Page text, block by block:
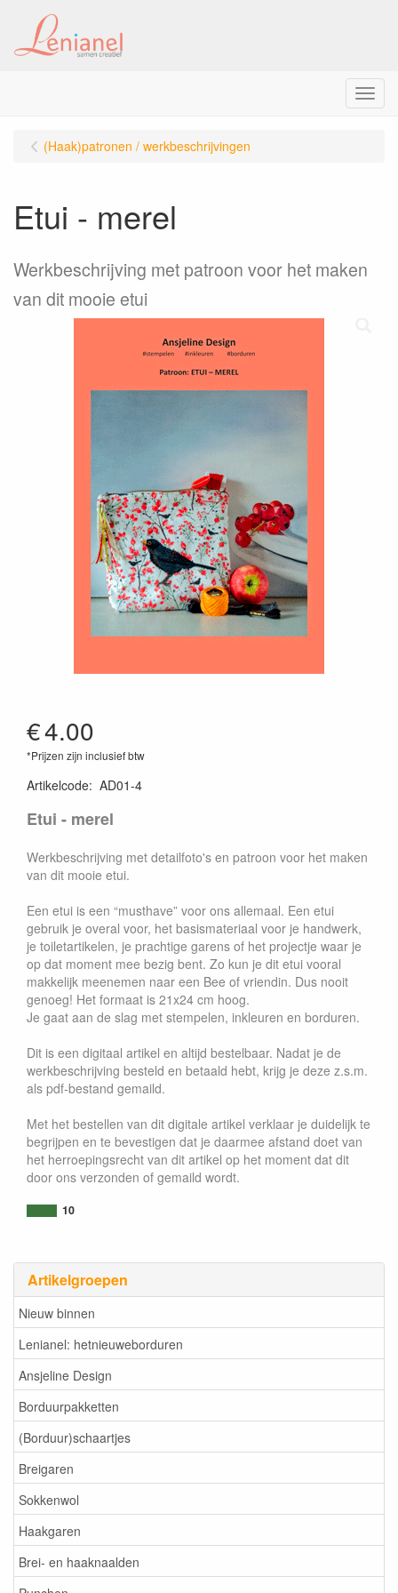
Menu
Artikelgroepen
Nieuw binnen
Lenianel: hetnieuweborduren
Ansjeline Design
Borduurpakketten
(Borduur)schaartjes
Breigaren
Sokkenwol
Haakgaren
Brei- en haaknaalden
(Haak)patronen / werkbeschrijvingen
Etui - merel
Werkbeschrijving met patroon voor het maken
van dit mooie etui
€4.00
*Prijzen zijn inclusief btw
Artikelcode: AD01-4
Etui - merel
Werkbeschrijving met detailfoto's en patroon voor het maken
van dit mooie etui.
Een etui is een “musthave” voor ons allemaal. Een etui
gebruik je overal voor, het basismateriaal voor je handwerk,
je toiletartikelen, je prachtige garens of het projectje waar je
op dat moment mee bezig bent. Zo kun je dit etui vooral
makkelijk meenemen naar een Bee of vriendin. Dus nooit
genoeg! Het formaat is 21x24 cm hoog.
Je gaat aan de slag met stempelen, inkleuren en borduren.
Dit is een digitaal artikel en altijd bestelbaar. Nadat je de
werkbeschrijving besteld en betaald hebt, krijg je deze z.s.m.
als pdf-bestand gemaild.
Met het bestellen van dit digitale artikel verklaar je duidelijk te
begrijpen en te bevestigen dat je daarmee afstand doet van
het herroepingsrecht van dit artikel op het moment dat dit
door ons verzonden of gemaild wordt.
10